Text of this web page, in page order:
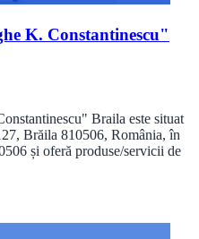
K. Constantinescu"
Braila este situat
Brăila 810506, România, în
și oferă produse/servicii de